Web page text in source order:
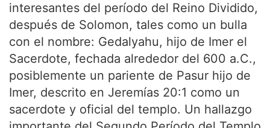
interesantes del período del Reino Dividido,
después de Solomon, tales como un bulla
con el nombre: Gedalyahu, hijo de Imer el
Sacerdote, fechada alrededor del 600 a.C.,
posiblemente un pariente de Pasur hijo de
Imer, descrito en Jeremías 20:1 como un
sacerdote y oficial del templo. Un hallazgo